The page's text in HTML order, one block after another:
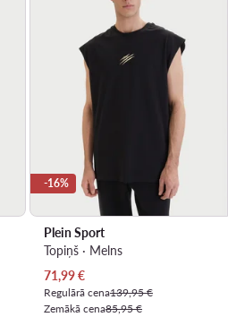
-16%
Plein Sport
Topiņš · Melns
Pašreizējā cena
71,99€
Regulārā cena139,95 €
Zemākā cena85,95 €